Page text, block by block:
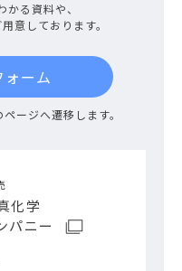
る資料や、
意しております。
ォーム
ージへ遷移します。
化学
パニー